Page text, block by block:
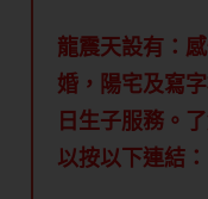
龍震天設有：
婚，陽宅及寫
日生子服務。
以按以下連結：